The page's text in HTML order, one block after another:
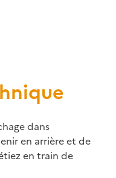
dans
en arrière et de
en train de